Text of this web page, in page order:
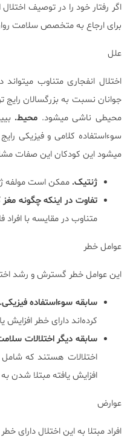
اگر رفتار خود را در توصیف
برای ارجاع به متخصص سلامت
علل
جوانان نسبت به بزرگسالان
محیطی ناشی میشود. محیط.
سوءاستفاده کلامی و فیزیکی
میشود این کودکان این صفات
ژنتیک.ممکن است مولفه
تفاوت در اینکه چگونه مغز
متناوب در مقایسه با
عوامل خطر
این عوامل خطر گسترش و رشد
سابقه سوءاستفاده فیزیکی.
کرده‌اند دارای خطر افزایش
سابقه دیگر اختلالات
افزایش یافته مبتلا شدن
عوارض
افراد مبتلا به این اختلال دارای